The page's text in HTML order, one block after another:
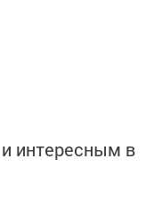
интересным в